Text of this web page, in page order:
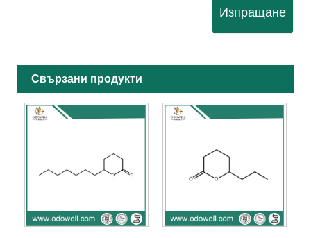
Изпращане
Свързани продукти